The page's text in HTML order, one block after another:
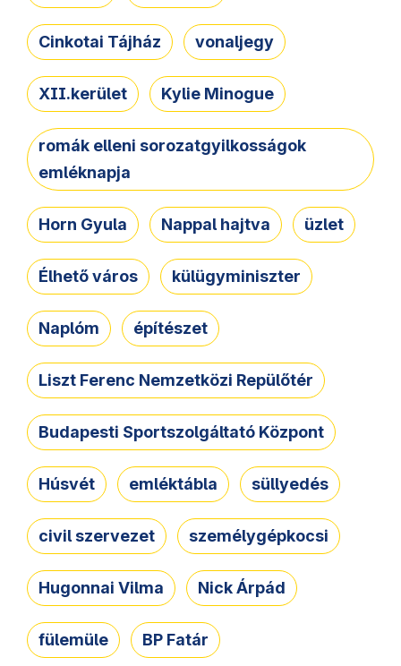
Cinkotai Tájház vonaljegy
XII.kerület Kylie Minogue
romák elleni sorozatgyilkosságok
emléknapja
Horn Gyula Nappal hajtva üzlet
Élhető város külügyminiszter
Naplóm építészet
Liszt Ferenc Nemzetközi Repülőtér
Budapesti Sportszolgáltató Központ
Húsvét emléktábla süllyedés
civil szervezet személygépkocsi
Hugonnai Vilma Nick Árpád
fülemüle BP Fatár